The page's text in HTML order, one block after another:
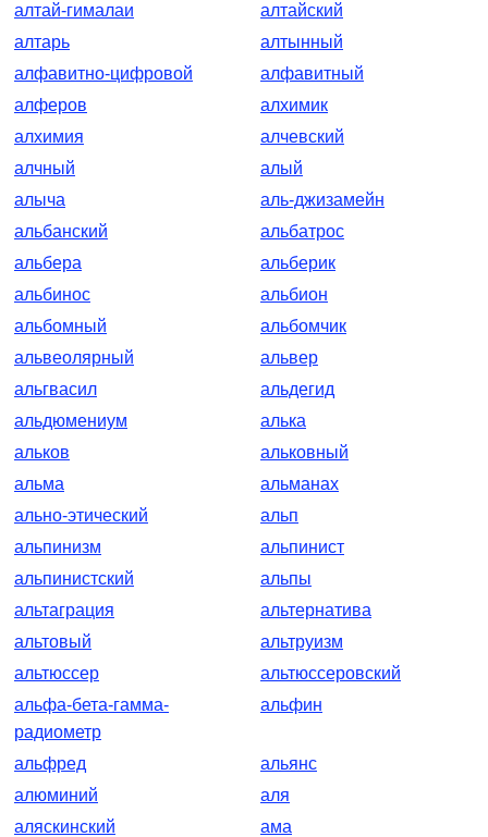
алтай-гималаи
алтайский
алтарь
алтынный
алфавитно-цифровой
алфавитный
алферов
алхимик
алхимия
алчевский
алчный
алый
алыча
аль-джизамейн
альбанский
альбатрос
альбера
альберик
альбинос
альбион
альбомный
альбомчик
альвеолярный
альвер
альгвасил
альдегид
альдюмениум
алька
альков
альковный
альма
альманах
ально-этический
альп
альпинизм
альпинист
альпинистский
альпы
альтаграция
альтернатива
альтовый
альтруизм
альтюссер
альтюссеровский
альфа-бета-гамма-
радиометр
альфин
альфред
альянс
алюминий
аля
аляскинский
ама